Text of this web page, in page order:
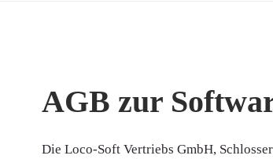
AGB zur
Die Loco-Soft Vertriebs GmbH,